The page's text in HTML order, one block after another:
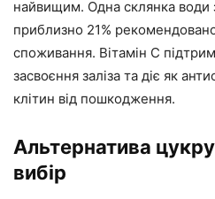
найвищим. Одна склянка води
приблизно 21%
споживання. Вітамін С
засвоєння заліза та діє як
клітин від пошкодження.
Альтернатива
вибір